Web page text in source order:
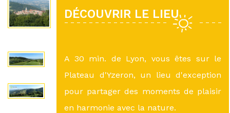
DÉCOUVRIR LE LIEU
A 30 min. de Lyon, vous êtes sur le
Plateau d'Yzeron, un lieu d'exception
pour partager des moments de plaisir
en harmonie avec la nature.